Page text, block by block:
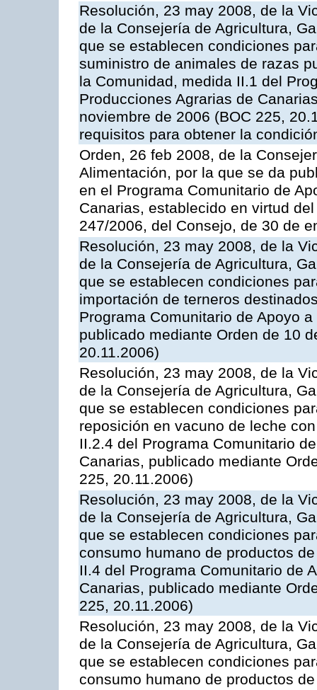
Resolución, 23 may 2008, de la
de la Consejería de Agricultura,
que se establecen condiciones
suministro de animales de razas
la Comunidad, medida II.1 del
Producciones Agrarias de
noviembre de 2006 (BOC 225,
requisitos para obtener la
Orden, 26 feb 2008, de la
Alimentación, por la que se da
en el Programa Comunitario de
Canarias, establecido en virtud
247/2006, del Consejo, de 30 de
Resolución, 23 may 2008, de la
de la Consejería de Agricultura,
que se establecen condiciones
importación de terneros
Programa Comunitario de Apoyo
publicado mediante Orden de 10
20.11.2006)
Resolución, 23 may 2008, de la
de la Consejería de Agricultura,
que se establecen condiciones
reposición en vacuno de leche
II.2.4 del Programa Comunitario
Canarias, publicado mediante
225, 20.11.2006)
Resolución, 23 may 2008, de la
de la Consejería de Agricultura,
que se establecen condiciones
consumo humano de productos
II.4 del Programa Comunitario de
Canarias, publicado mediante
225, 20.11.2006)
Resolución, 23 may 2008, de la
de la Consejería de Agricultura,
que se establecen condiciones
consumo humano de productos